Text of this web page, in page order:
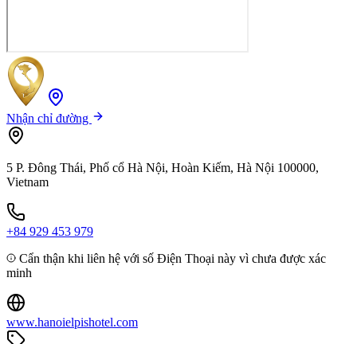
Nhận chỉ đường
5 P. Đông Thái, Phố cổ Hà Nội, Hoàn Kiếm, Hà Nội 100000,
Vietnam
+84 929 453 979
Cẩn thận khi liên hệ với số Điện Thoại này vì chưa được xác
minh
www.hanoielpishotel.com